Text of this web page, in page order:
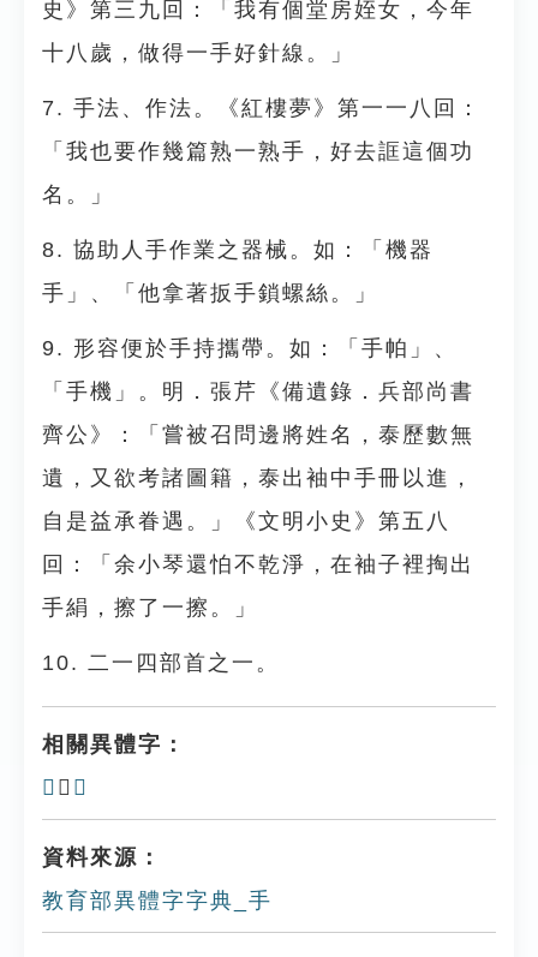
史》第三九回：「我有個堂房姪女，今年
十八歲，做得一手好針線。」
7. 手法、作法。《紅樓夢》第一一八回：
「我也要作幾篇熟一熟手，好去誆這個功
名。」
8. 協助人手作業之器械。如：「機器
手」、「他拿著扳手鎖螺絲。」
9. 形容便於手持攜帶。如：「手帕」、
「手機」。明．張芹《備遺錄．兵部尚書
齊公》：「嘗被召問邊將姓名，泰歷數無
遺，又欲考諸圖籍，泰出袖中手冊以進，
自是益承眷遇。」《文明小史》第五八
回：「余小琴還怕不乾淨，在袖子裡掏出
手絹，擦了一擦。」
10. 二一四部首之一。
相關異體字：
𠂿 、 𡴤
資料來源：
教育部異體字字典_手